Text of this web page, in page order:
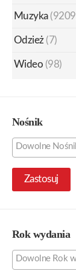
Muzyka
Odzież (7)
Wideo (98)
Nośnik
Zastosuj
Rok wydania